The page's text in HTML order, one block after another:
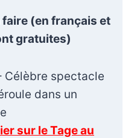
(en français et
gratuites)
Célèbre spectacle
dans un
sur le Tage au